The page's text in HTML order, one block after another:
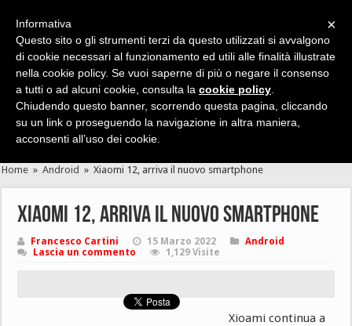
Cerca velocemente news, recensioni, guide, app, giochi ...
Home » Android » Xiaomi 12, arriva il nuovo smartphone
Xiaomi 12, arriva il nuovo smartphone
Francesco Cartini 15 Marzo 2022
Android
Lascia un commento
1,129 Visite
Xioami continua a
×
Informativa
Questo sito o gli strumenti terzi da questo utilizzati si avvalgono
di cookie necessari al funzionamento ed utili alle finalità illustrate
nella cookie policy. Se vuoi saperne di più o negare il consenso
a tutti o ad alcuni cookie, consulta la cookie policy
Chiudendo questo banner, scorrendo questa pagina, cliccando
su un link o proseguendo la navigazione in altra maniera,
acconsenti all’uso dei cookie.